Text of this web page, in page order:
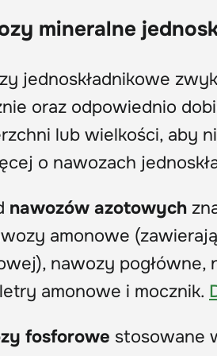
mineralne
jednoskładnikowe
oraz odpowiednio
lub wielkości, aby
o nawozach
nawozów azotowych
amonowe
nawozy
amonowe i mocznik.
fosforowe stosowane